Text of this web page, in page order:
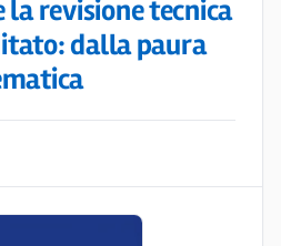
revisione tecnica
dalla paura